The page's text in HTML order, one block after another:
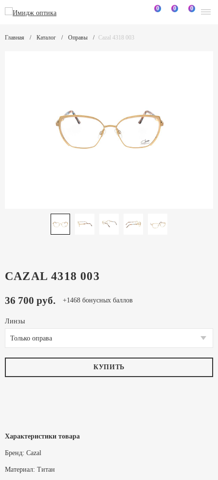
0 0 0
Главная Каталог Оправы Cazal 4318 003
CAZAL 4318 003
36 700 руб. +1468 бонусных баллов
Линзы
Только оправа
КУПИТЬ
Характеристики товара
Бренд: Cazal
Материал: Титан